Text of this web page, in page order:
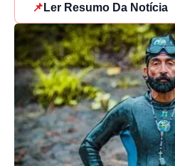
📌 Ler Resumo Da Notícia